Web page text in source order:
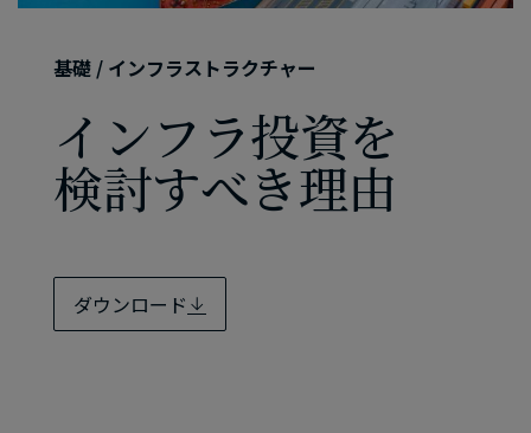
基礎 / インフラストラクチャー
インフラ投資を​
検討すべき理由
ダウンロード